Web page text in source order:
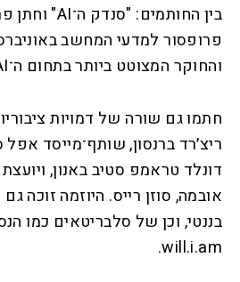
פרופסור למדעי המחשב
והחוקר המצוטט ביותר בתחום ה־AI יושוע בנג׳יו מאוניברסיטת מונטריאול.
חתמו גם שורה של דמויות
ריצ׳רד ברנסון, שותף־מייסד
דונלד טראמפ סטיב באנון,
בננטי, וכן של סלבריטאים כמו
will.i.am.